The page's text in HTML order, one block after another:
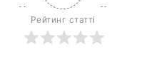
Рейтинг статті